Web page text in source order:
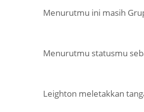
Menurutmu ini masih
Menurutmu statusmu
Leighton meletakkan